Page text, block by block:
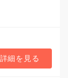
詳細を見る